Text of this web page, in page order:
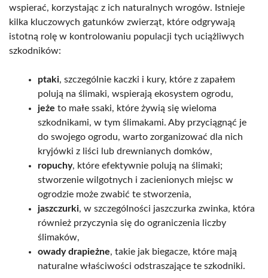
wspierać, korzystając z ich naturalnych wrogów. Istnieje
kilka kluczowych gatunków zwierząt, które odgrywają
istotną rolę w kontrolowaniu populacji tych uciążliwych
szkodników:
ptaki, szczególnie kaczki i kury, które z zapałem
polują na ślimaki, wspierają ekosystem ogrodu,
jeże to małe ssaki, które żywią się wieloma
szkodnikami, w tym ślimakami. Aby przyciągnąć je
do swojego ogrodu, warto zorganizować dla nich
kryjówki z liści lub drewnianych domków,
ropuchy, które efektywnie polują na ślimaki;
stworzenie wilgotnych i zacienionych miejsc w
ogrodzie może zwabić te stworzenia,
jaszczurki, w szczególności jaszczurka zwinka, która
również przyczynia się do ograniczenia liczby
ślimaków,
owady drapieżne, takie jak biegacze, które mają
naturalne właściwości odstraszające te szkodniki.